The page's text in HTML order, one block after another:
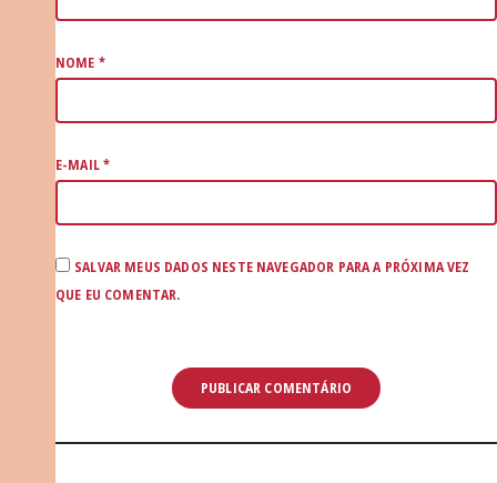
NOME *
E-MAIL*
SALVAR MEUS DADOS NESTE NAVEGADOR PARA A PRÓXIMA VEZ
QUE EU COMENTAR.